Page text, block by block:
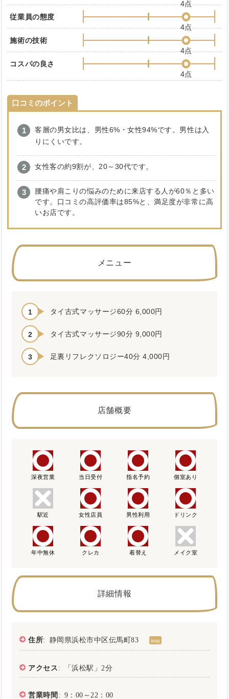
4点
従業員の態度
4点
施術の技術
4点
コスパの良さ
4点
口コミのポイント
客層の男女比は、男性6%・女性94%です。男性は入
りにくいです。
女性客の約9割が、20～30代です。
腰痛や肩こりの悩みのために来店する人が60％と多い
です。口コミの高評価率は85%と、満足度が非常に高
いお店です。
メニュー
タイ古式マッサージ60分 6,000円
タイ古式マッサージ90分 9,000円
足裏リフレクソロジー40分 4,000円
店舗概要
深夜営業 当日受付 指名予約 個室あり
駅近 女性店員 男性利用 ドリンク
年中無休 クレカ 着替え メイク室
詳細情報
住所: 静岡県浜松市中区伝馬町83 map
アクセス : 「浜松駅」2分
営業時間 : 9：00～22：00